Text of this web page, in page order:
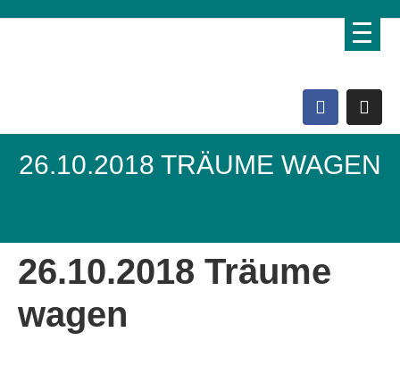
26.10.2018 TRÄUME WAGEN
26.10.2018 Träume
wagen